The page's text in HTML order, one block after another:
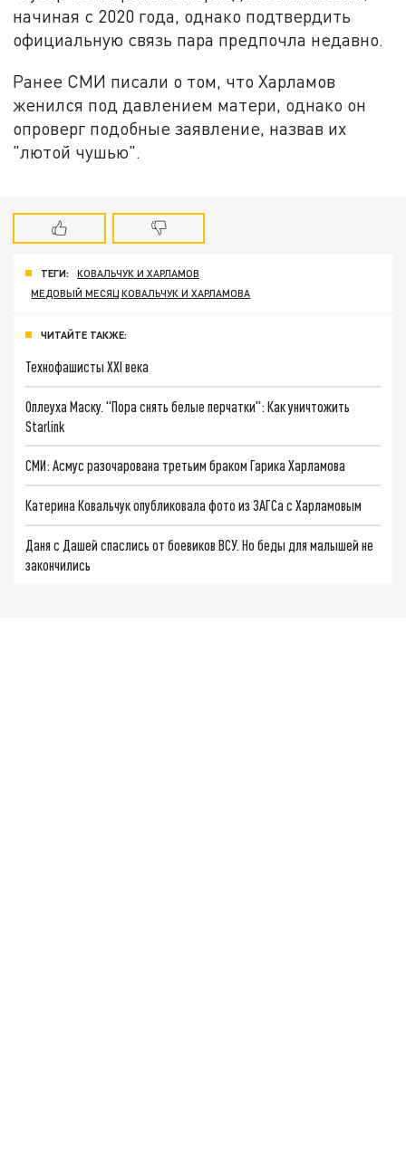
начиная с 2020 года, однако подтвердить
официальную связь пара предпочла недавно.
Ранее СМИ писали о том, что Харламов
женился под давлением матери, однако он
опроверг подобные заявление, назвав их
"лютой чушью".
ТЕГИ:
КОВАЛЬЧУК И ХАРЛАМОВ
МЕДОВЫЙ МЕСЯЦ КОВАЛЬЧУК И ХАРЛАМОВА
ЧИТАЙТЕ ТАКЖЕ:
Технофашисты XXI века
Оплеуха Маску. "Пора снять белые перчатки": Как уничтожить
Starlink
СМИ: Асмус разочарована третьим браком Гарика Харламова
Катерина Ковальчук опубликовала фото из ЗАГСа с Харламовым
Даня с Дашей спаслись от боевиков ВСУ. Но беды для малышей не
закончились